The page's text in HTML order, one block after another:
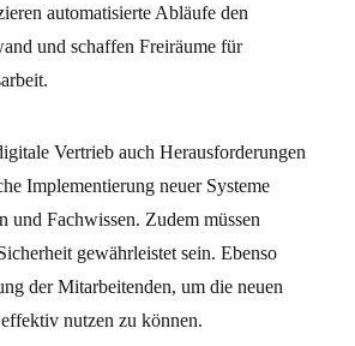
automatisierte Abläufe den
und schaffen Freiräume für
Vertrieb auch Herausforderungen
Implementierung neuer Systeme
und Fachwissen. Zudem müssen
gewährleistet sein. Ebenso
der Mitarbeitenden, um die neuen
nutzen zu können.